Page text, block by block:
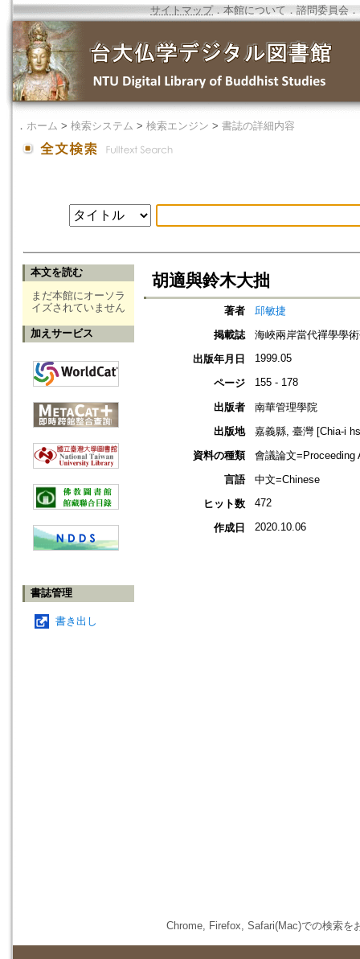
サイトマップ．本館について ． 諮問委員会 ．
． ホーム > 検索システム > 検索エンジン > 書誌の詳細内容
本文を読む
まだ本館にオーソラ
イズされていません
加えサービス
書誌管理
書き出し
胡適與鈴木大拙
著者
邱敏捷
掲載誌
海峽兩岸當代禪學學
出版年月日
1999.05
ページ 155 - 178
出版者
南華管理學院
出版地
嘉義縣, 臺灣 [Chia-i
資料の種類
會議論文=Proceeding
言語
中文=Chinese
ヒット数
472
作成日 2020.10.06
Chrome, Firefox, Safari(Mac)での検索を